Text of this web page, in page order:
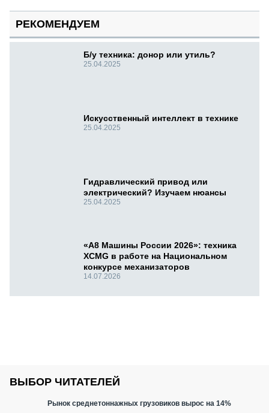
РЕКОМЕНДУЕМ
Б/у техника: донор или утиль?
25.04.2025
Искусственный интеллект в технике
25.04.2025
Гидравлический привод или
электрический? Изучаем нюансы
25.04.2025
«А8 Машины России 2026»: техника
XCMG в работе на Национальном
конкурсе механизаторов
14.07.2026
ВЫБОР ЧИТАТЕЛЕЙ
Рынок среднетоннажных грузовиков вырос на 14%